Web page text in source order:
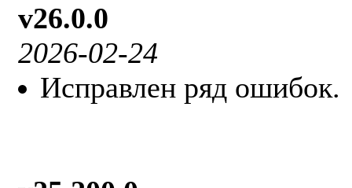
v26.0.0
2026-02-24
Исправлен ряд ошибок.